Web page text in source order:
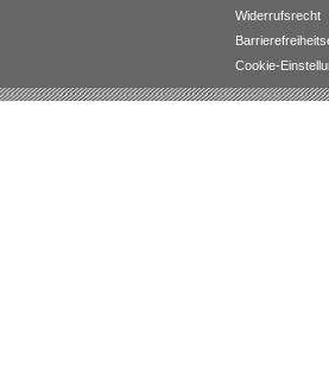
Widerrufsrecht
Cookie-